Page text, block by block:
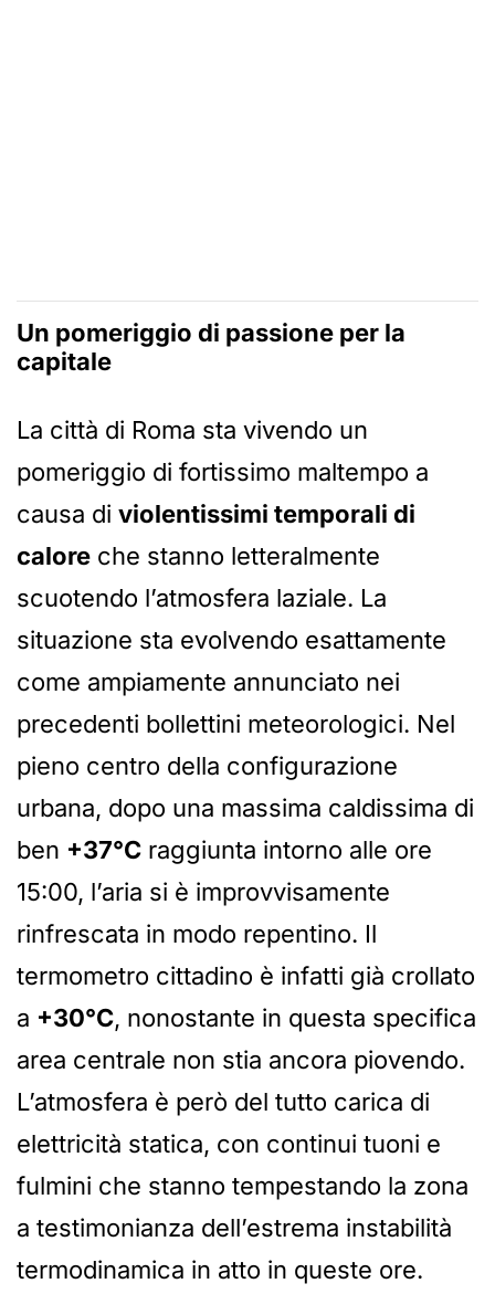
Un pomeriggio di passione per la
capitale
La città di Roma sta vivendo un
pomeriggio di fortissimo maltempo a
causa di violentissimi temporali di
calore che stanno letteralmente
scuotendo l’atmosfera laziale. La
situazione sta evolvendo esattamente
come ampiamente annunciato nei
precedenti bollettini meteorologici. Nel
pieno centro della configurazione
urbana, dopo una massima caldissima di
ben +37°C raggiunta intorno alle ore
15:00, l’aria si è improvvisamente
rinfrescata in modo repentino. Il
termometro cittadino è infatti già crollato
a +30°C, nonostante in questa specifica
area centrale non stia ancora piovendo.
L’atmosfera è però del tutto carica di
elettricità statica, con continui tuoni e
fulmini che stanno tempestando la zona
a testimonianza dell’estrema instabilità
termodinamica in atto in queste ore.